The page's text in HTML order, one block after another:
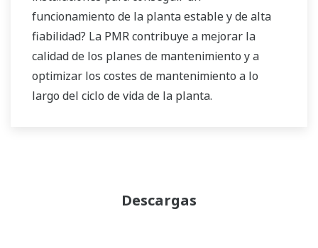
funcionamiento de la planta estable y de alta
fiabilidad? La PMR contribuye a mejorar la
calidad de los planes de mantenimiento y a
optimizar los costes de mantenimiento a lo
largo del ciclo de vida de la planta.
Descargas